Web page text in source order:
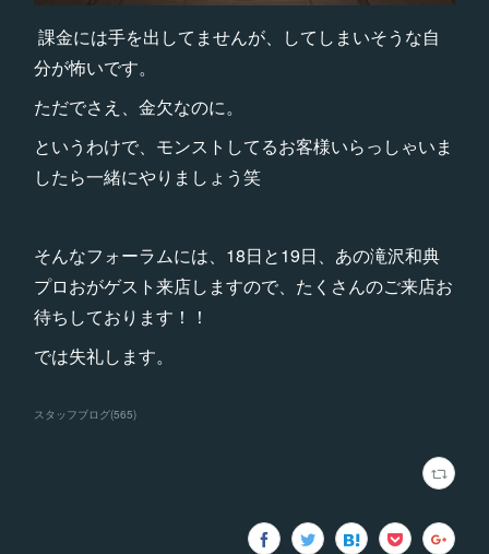
課金には手を出してませんが、してしまいそうな自
分が怖いです。
ただでさえ、金欠なのに。
というわけで、モンストしてるお客様いらっしゃいま
したら一緒にやりましょう笑
そんなフォーラムには、18日と19日、あの滝沢和典
プロおがゲスト来店しますので、たくさんのご来店お
待ちしております！！
では失礼します。
スタッフブログ(565)